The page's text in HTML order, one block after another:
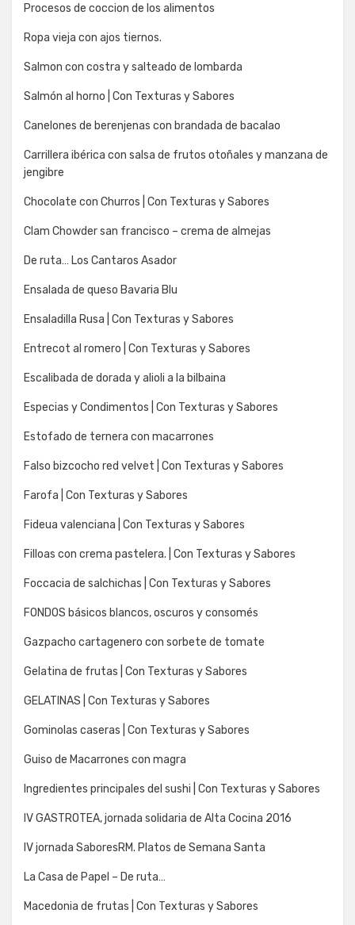
Procesos de coccion de los alimentos
Ropa vieja con ajos tiernos.
Salmon con costra y salteado de lombarda
Salmón al horno | Con Texturas y Sabores
Canelones de berenjenas con brandada de bacalao
Carrillera ibérica con salsa de frutos otoñales y manzana de
jengibre
Chocolate con Churros | Con Texturas y Sabores
Clam Chowder san francisco – crema de almejas
De ruta… Los Cantaros Asador
Ensalada de queso Bavaria Blu
Ensaladilla Rusa | Con Texturas y Sabores
Entrecot al romero | Con Texturas y Sabores
Escalibada de dorada y alioli a la bilbaina
Especias y Condimentos | Con Texturas y Sabores
Estofado de ternera con macarrones
Falso bizcocho red velvet | Con Texturas y Sabores
Farofa | Con Texturas y Sabores
Fideua valenciana | Con Texturas y Sabores
Filloas con crema pastelera. | Con Texturas y Sabores
Foccacia de salchichas | Con Texturas y Sabores
FONDOS básicos blancos, oscuros y consomés
Gazpacho cartagenero con sorbete de tomate
Gelatina de frutas | Con Texturas y Sabores
GELATINAS | Con Texturas y Sabores
Gominolas caseras | Con Texturas y Sabores
Guiso de Macarrones con magra
Ingredientes principales del sushi | Con Texturas y Sabores
IV GASTROTEA, jornada solidaria de Alta Cocina 2016
IV jornada SaboresRM. Platos de Semana Santa
La Casa de Papel – De ruta…
Macedonia de frutas | Con Texturas y Sabores